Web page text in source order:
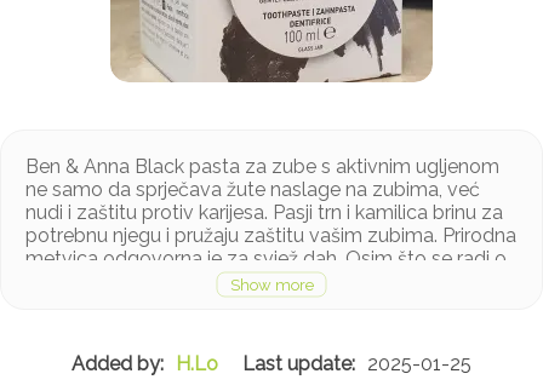
Ben & Anna Black pasta za zube s aktivnim ugljenom
ne samo da sprječava žute naslage na zubima, već
nudi i zaštitu protiv karijesa. Pasji trn i kamilica brinu za
potrebnu njegu i pružaju zaštitu vašim zubima. Prirodna
metvica odgovorna je za svjež dah. Osim što se radi o
certificiranoj prirodnoj i veganskoj kozmetici, ambalaža
svih proizvoda u potpunosti je bez plastike. Ben &
iz prirode. Ambalaža pasti za zube dobivena je iz
prirodnih i obnovljivih izvora pa ju, nakon što potrošite
H.Lo 2025-01-25